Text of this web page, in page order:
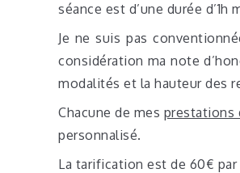
séance est d’une durée d’1h
Je ne suis pas
considération ma note
modalités et la hauteur des
Chacune de mes prestations
personnalisé.
La tarification est de 60€ par